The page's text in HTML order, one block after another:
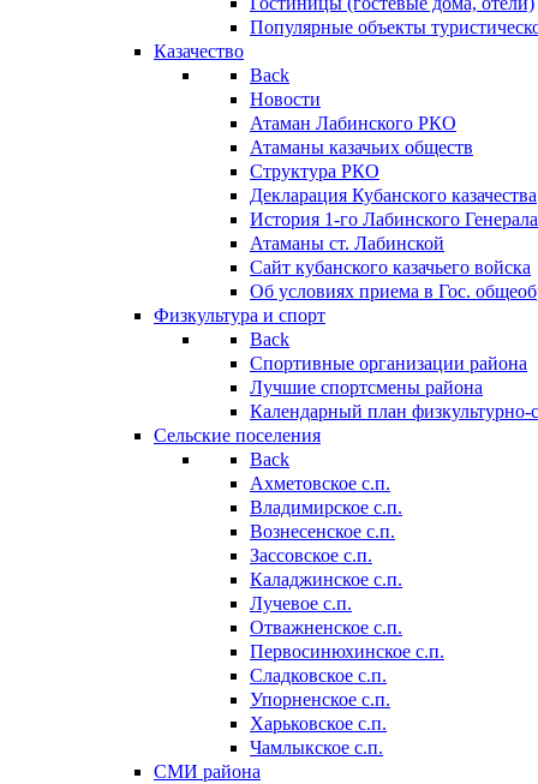
Популярные объекты
Казачество
Back
Новости
Атаман Лабинского РКО
Атаманы казачьих обществ
Структура РКО
Декларация Кубанского казачества
История 1-го Лабинского
Атаманы ст. Лабинской
Cайт кубанского казачьего войска
Об условиях приема в Гос.
Физкультура и спорт
Back
Спортивные организации района
Лучшие спортсмены района
Календарный план
Сельские поселения
Back
Ахметовское с.п.
Владимирское с.п.
Вознесенское с.п.
Зассовское с.п.
Каладжинское с.п.
Лучевое с.п.
Отважненское с.п.
Первосинюхинское с.п.
Сладковское с.п.
Упорненское с.п.
Харьковское с.п.
Чамлыкское с.п.
СМИ района